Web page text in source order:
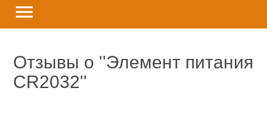
menu
Отзывы о
Элемент питания
CR2032